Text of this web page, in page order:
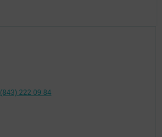
(843) 222 09 84